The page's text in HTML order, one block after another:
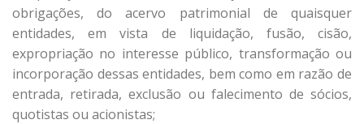
obrigações, do acervo patrimonial de quaisquer
entidades, em vista de liquidação, fusão, cisão,
expropriação no interesse público, transformação ou
incorporação dessas entidades, bem como em razão de
entrada, retirada, exclusão ou falecimento de sócios,
quotistas ou acionistas;